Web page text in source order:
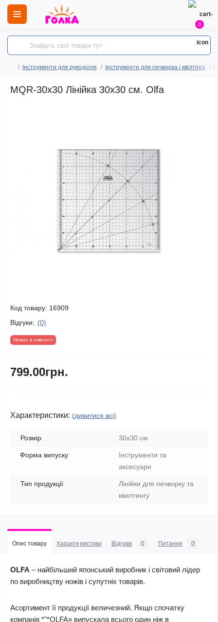
0
Інструменти для рукоділля Інструменти для печворка і квілтінга
MQR-30х30 Лінійка 30х30 см. Olfa
Код товару: 16909
Відгуки: (0)
Немає в нявності
799.00грн.
Характеристики: (дивитися всі)
Розмір 30х30 см
Форма випуску
Інструменти та
аксесуари
Тип продукції
Лінійки для печворку та
квилтингу
Опис товару Характеристики Відгуків 0 Питання 0
OLFA – найбільший японський виробник і світовий лідер
по виробництву ножів і супутніх товарів.
Асортимент її продукції величезний. Якщо спочатку
компанія *"*OLFA» випускала всього один ніж в